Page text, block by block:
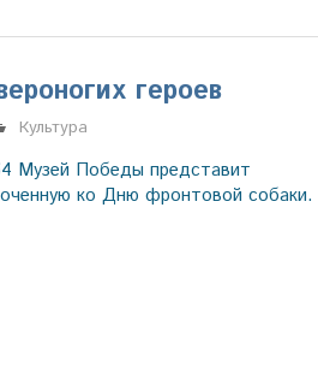
героев
Настя Свиридова
Культура
Музей Победы представит
ко Дню фронтовой собаки.